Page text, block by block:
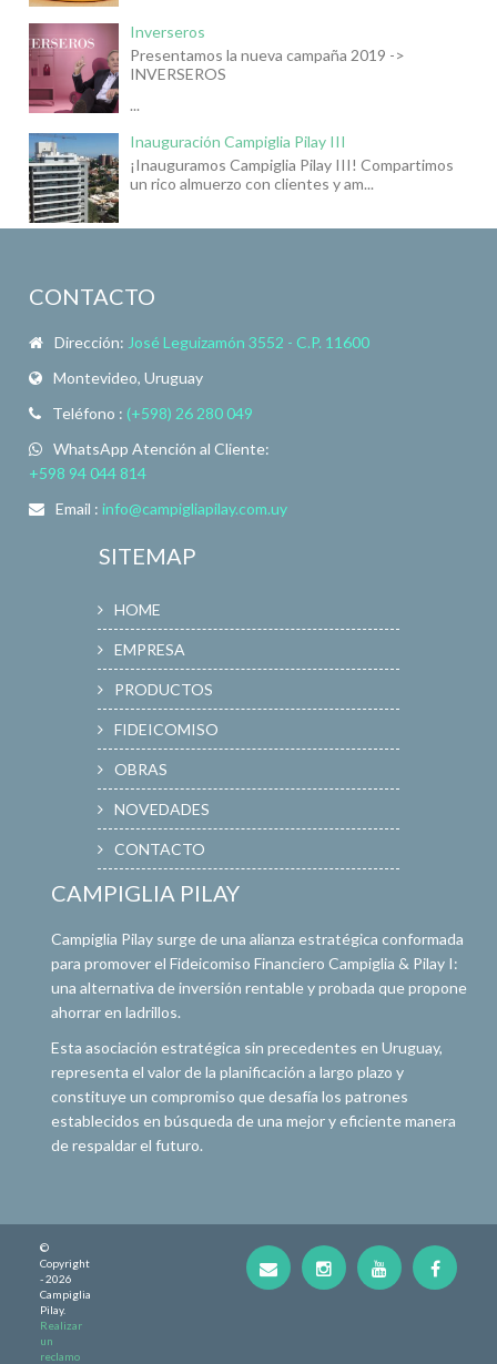
Inverseros
Presentamos la nueva campaña 2019 ->
INVERSEROS
...
Inauguración Campiglia Pilay III
¡Inauguramos Campiglia Pilay III! Compartimos
un rico almuerzo con clientes y am...
CONTACTO
Dirección: José Leguizamón 3552 - C.P. 11600
Montevideo, Uruguay
Teléfono : (+598) 26 280 049
WhatsApp Atención al Cliente:
+598 94 044 814
Email :info@campigliapilay.com.uy
SITEMAP
HOME
EMPRESA
PRODUCTOS
FIDEICOMISO
OBRAS
NOVEDADES
CONTACTO
CAMPIGLIA PILAY
Campiglia Pilay surge de una alianza estratégica conformada
para promover el Fideicomiso Financiero Campiglia & Pilay I:
una alternativa de inversión rentable y probada que propone
ahorrar en ladrillos.
Esta asociación estratégica sin precedentes en Uruguay,
representa el valor de la planificación a largo plazo y
constituye un compromiso que desafía los patrones
establecidos en búsqueda de una mejor y eficiente manera
de respaldar el futuro.
©
Copyright
- 2026
Campiglia
Pilay.
Realizar
un
reclamo